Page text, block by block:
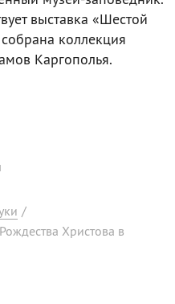
выставка «Шестой
коллекция
Каргополья.
/
Христова в